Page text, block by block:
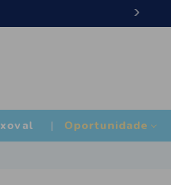
Oportunidade